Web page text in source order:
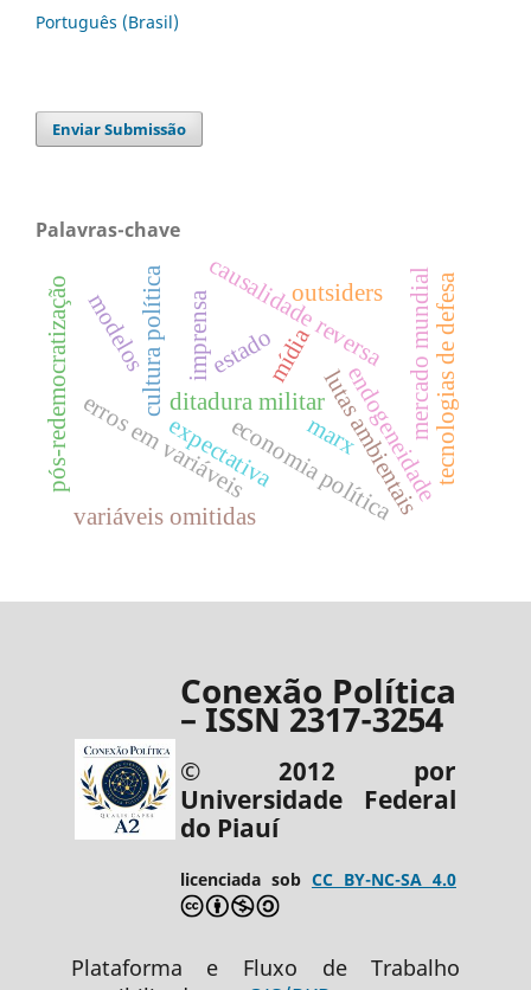
Português (Brasil)
Enviar Submissão
Palavras-chave
ditadura militarlutas ambientais
cultura política
endogeneidade
causalidade reversa
erros em variáveis
variáveis omitidaseconomia política tecnologias de defesa
pós-redemocratização marx
estado mercado mundial
imprensa mídia
outsiders
expectativa
modelos
Conexão Política
– ISSN 2317-3254
© 2012 por
Universidade Federal
do Piauí
licenciada sob CC BY-NC-SA 4.0
Plataforma e Fluxo de Trabalho